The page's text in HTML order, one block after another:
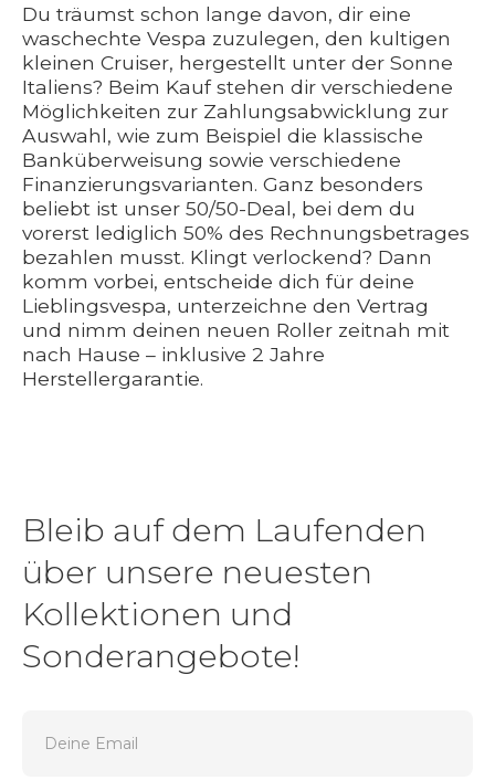
Du träumst schon lange davon, dir eine
waschechte Vespa zuzulegen, den kultigen
kleinen Cruiser, hergestellt unter der Sonne
Italiens? Beim Kauf stehen dir verschiedene
Möglichkeiten zur Zahlungsabwicklung zur
Auswahl, wie zum Beispiel die klassische
Banküberweisung sowie verschiedene
Finanzierungsvarianten. Ganz besonders
beliebt ist unser 50/50-Deal, bei dem du
vorerst lediglich 50% des Rechnungsbetrages
bezahlen musst. Klingt verlockend? Dann
komm vorbei, entscheide dich für deine
Lieblingsvespa, unterzeichne den Vertrag
und nimm deinen neuen Roller zeitnah mit
nach Hause – inklusive 2 Jahre
Herstellergarantie.
Bleib auf dem Laufenden
über unsere neuesten
Kollektionen und
Sonderangebote!